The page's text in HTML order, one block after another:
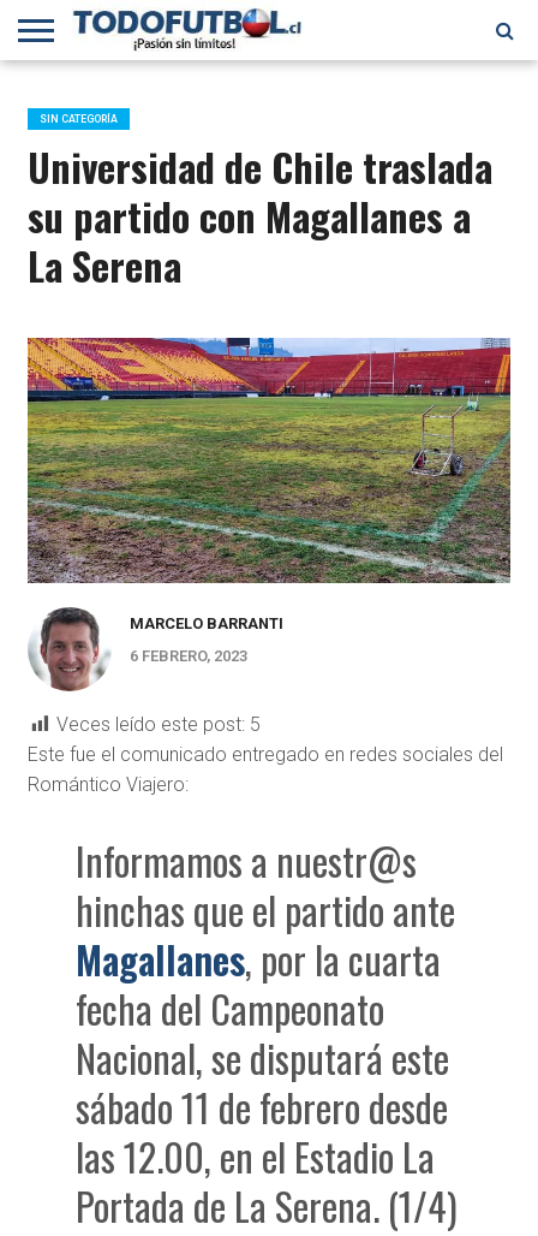
PRIMERA
B
SELECCIÓN
CHILENA
CHILENOS
EN EL
MUNDO
FÚTBOL
INTERNACIONAL
SIN CATEGORÍA
Universidad de Chile traslada
su partido con Magallanes a
La Serena
MARCELO BARRANTI
6 FEBRERO, 2023
Veces leído este post: 5
Este fue el comunicado entregado en redes sociales del
Romántico Viajero:
Informamos a nuestr@s
hinchas que el partido ante
Magallanes, por la cuarta
fecha del Campeonato
Nacional, se disputará este
sábado 11 de febrero desde
las 12.00, en el Estadio La
Portada de La Serena. (1/4)